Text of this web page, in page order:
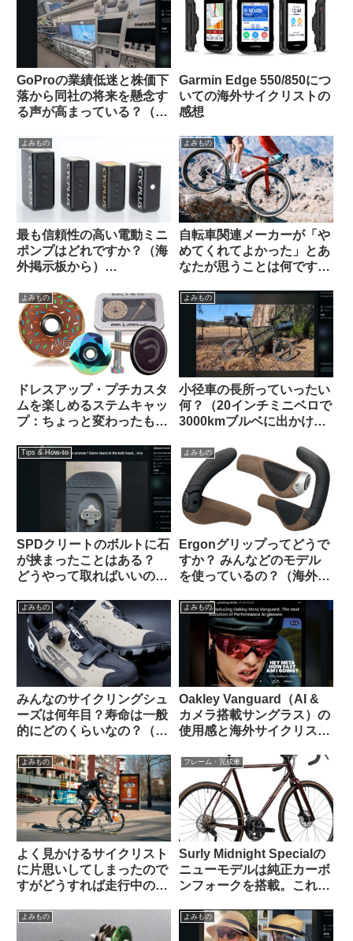
GoProの業績低迷と株価下
落から同社の将来を懸念す
る声が高まっている？（海
Garmin Edge 550/850につ
いての海外サイクリストの
感想
よみもの
最も信頼性の高い電動ミニ
ポンプはどれですか？（海
外掲示板から）
Silca / Fanttik / Trek /
Fumpa Pumpa】
よみもの
自転車関連メーカーが「や
めてくれてよかった」とあ
なたが思うことは何ですか
よみもの
ドレスアップ・プチカスタ
ムを楽しめるステムキャッ
プ：ちょっと変わったもの
た【ギフトにも好適】
よみもの
小径車の長所っていったい
何？（20インチミニベロで
3000kmブルベに出かけま
スレッドから）
Tips & How-to
SPDクリートのボルトに石
が挟まったことはある？
どうやって取ればいいの？
よみもの
Ergonグリップってどうで
すか？ みんなどのモデル
を使っているの？（海外掲
よみもの
みんなのサイクリングシュ
ーズは何年目？寿命は一般
的にどのくらいなの？（海
よみもの
Oakley Vanguard（AI &
カメラ搭載サングラス）の
使用感と海外サイクリスト
よみもの
よく見かけるサイクリスト
に片思いしてしまったので
すがどうすれば走行中の彼
（海外掲示板から）
フレーム・完成車
Surly Midnight Specialの
ニューモデルは純正カーボ
ンフォークを搭載。これで
よみもの よみもの